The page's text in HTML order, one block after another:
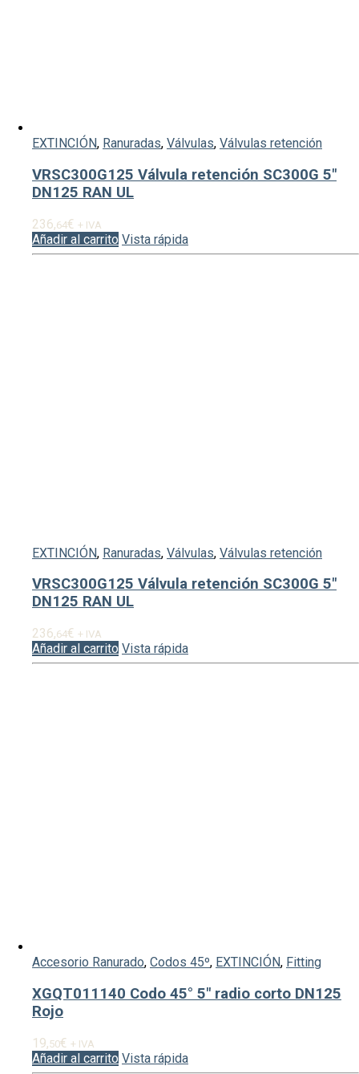
EXTINCIÓN, Ranuradas, Válvulas, Válvulas retención
VRSC300G125 Válvula retención SC300G 5″
DN125 RAN UL
236,64€ + IVA
Añadir al carrito Vista rápida
EXTINCIÓN, Ranuradas, Válvulas, Válvulas retención
VRSC300G125 Válvula retención SC300G 5″
DN125 RAN UL
236,64€ + IVA
Añadir al carrito Vista rápida
Accesorio Ranurado, Codos 45º, EXTINCIÓN, Fitting
XGQT011140 Codo 45° 5″ radio corto DN125
Rojo
19,50€ + IVA
Añadir al carrito Vista rápida